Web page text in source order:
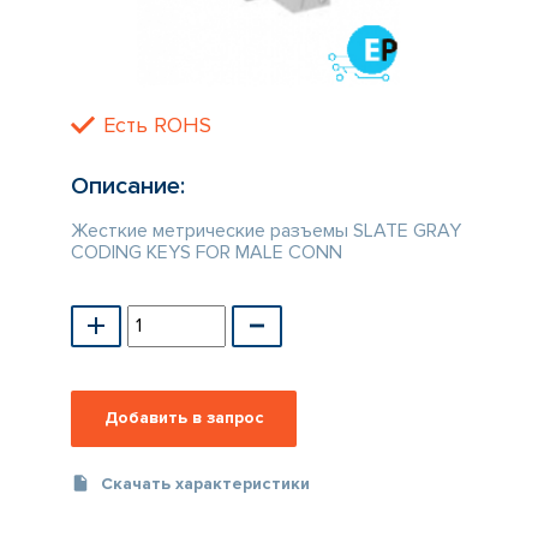
Есть ROHS
Описание:
Жесткие метрические разъемы SLATE GRAY
CODING KEYS FOR MALE CONN
Скачать характеристики